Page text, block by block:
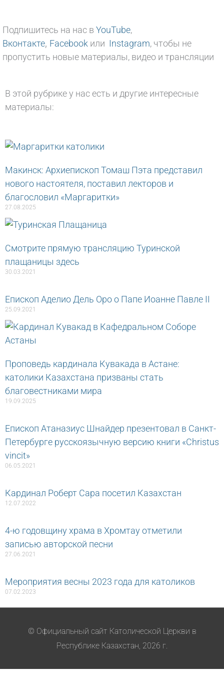
Подпишитесь на нас в YouTube,
Вконтакте, Facebook или Instagram, чтобы не
пропустить новые материалы, видео и трансляции
В этой рубрике у нас есть и другие интересные
материалы:
Макинск: Архиепископ Томаш Пэта представил
нового настоятеля, поставил лекторов и
благословил «Маргаритки»
27.08.2025
Cмотрите прямую трансляцию Туринской
плащаницы здесь
30.03.2021
Епископ Аделио Дель Оро о Папе Иоанне Павле II
25.09.2021
Проповедь кардинала Кувакада в Астане:
католики Казахстана призваны стать
благовестниками мира
19.09.2025
Епископ Атаназиус Шнайдер презентовал в Санкт-
Петербурге русскоязычную версию книги «Christus
vincit»
06.05.2021
Кардинал Роберт Сара посетил Казахстан
12.07.2022
4-ю годовщину храма в Хромтау отметили
записью авторской песни
27.06.2021
Мероприятия весны 2023 года для католиков
07.02.2023
© Официальный сайт Католической Церкви в
Республике Казахстан, 2026 г.